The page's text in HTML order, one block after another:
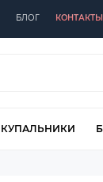
БЛОГ КОНТАКТЫ
КУПАЛЬНИКИ